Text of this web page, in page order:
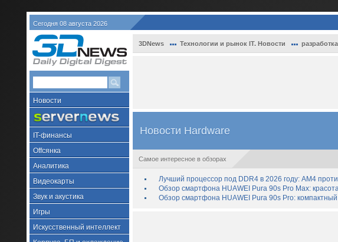
Сегодня 08 августа 2026
Новости
IT-финансы
Offсянка
Аналитика
Видеокарты
Звук и акустика
Игры
Искусственный интеллект
3DNews Технологии и рынок IT. Новости
Новости Hardware
Самое интересное в обзорах
Лучший процессор под DDR4 в 2026 году: AM4
Обзор смартфона HUAWEI Pura 90s Pro Max:
Обзор смартфона HUAWEI Pura 90s Pro: